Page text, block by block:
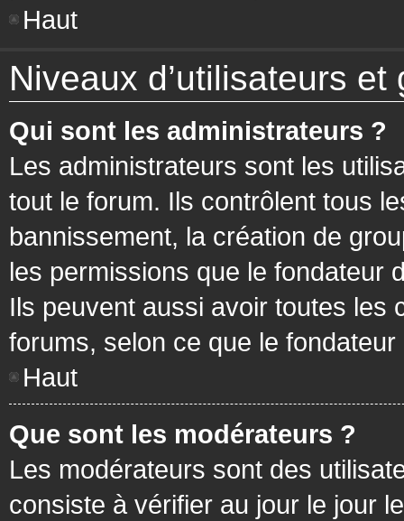
Haut
Niveaux d’utilisateurs et
Qui sont les administrateurs ?
Les administrateurs sont les
tout le forum. Ils contrôlent tous
bannissement, la création de
les permissions que le fondateur
Ils peuvent aussi avoir toutes les
forums, selon ce que le
Haut
Que sont les modérateurs ?
Les modérateurs sont des
consiste à vérifier au jour le jour